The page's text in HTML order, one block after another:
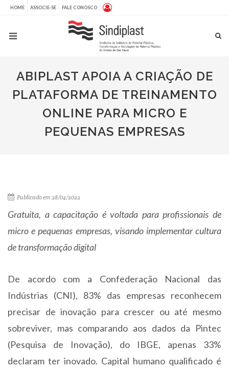
HOME ASSOCIE-SE FALE CONOSCO
ABIPLAST APOIA A CRIAÇÃO DE
PLATAFORMA DE TREINAMENTO
ONLINE PARA MICRO E
PEQUENAS EMPRESAS
Publicado em 28/04/2022
Gratuita, a capacitação é voltada para profissionais de
micro e pequenas empresas, visando implementar cultura
de transformação digital
De acordo com a Confederação Nacional das
Indústrias (CNI), 83% das empresas reconhecem
precisar de inovação para crescer ou até mesmo
sobreviver, mas comparando aos dados da Pintec
(Pesquisa de Inovação), do IBGE, apenas 33%
declaram ter inovado. Capital humano qualificado é